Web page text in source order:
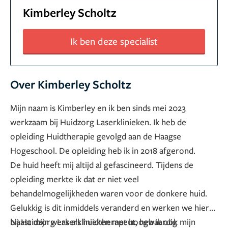
Kimberley Scholtz
Ik ben deze specialist
Over Kimberley Scholtz
Mijn naam is Kimberley en ik ben sinds mei 2023
werkzaam bij Huidzorg Laserklinieken. Ik heb de
opleiding Huidtherapie gevolgd aan de Haagse
Hogeschool. De opleiding heb ik in 2018 afgerond.
De huid heeft mij altijd al gefascineerd. Tijdens de
opleiding merkte ik dat er niet veel
behandelmogelijkheden waren voor de donkere huid.
Gelukkig is dit inmiddels veranderd en werken we hier
bij Huidzorg Laserklinieken met hoogwaardig
Naast mijn werk als huidtherapeut, heb ik ook mijn